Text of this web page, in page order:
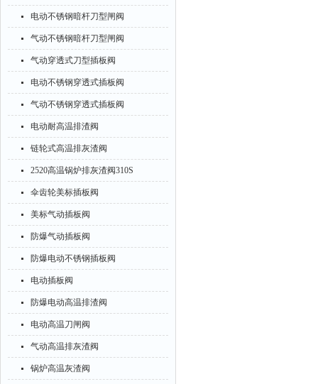
电动不锈钢暗杆刀型闸阀
气动不锈钢暗杆刀型闸阀
气动穿透式刀型插板阀
电动不锈钢穿透式插板阀
气动不锈钢穿透式插板阀
电动耐高温排渣阀
链轮式高温排灰渣阀
2520高温锅炉排灰渣阀310S
伞齿轮美标插板阀
美标气动插板阀
防爆气动插板阀
防爆电动不锈钢插板阀
电动插板阀
防爆电动高温排渣阀
电动高温刀闸阀
气动高温排灰渣阀
锅炉高温灰渣阀